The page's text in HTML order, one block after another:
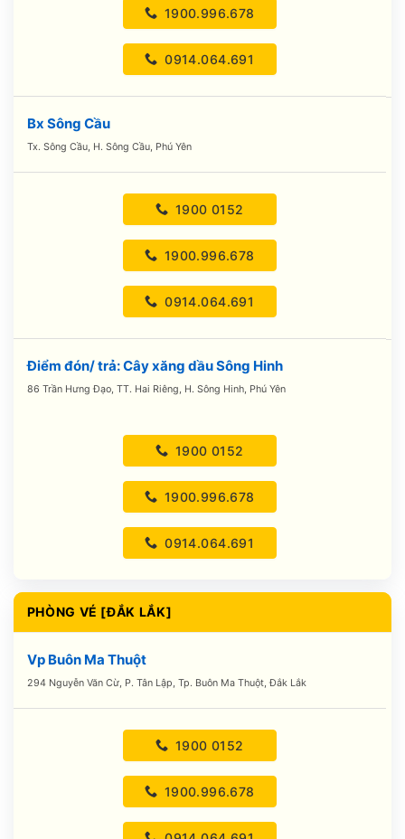
1900.996.678
0914.064.691
Bx Sông Cầu
Tx. Sông Cầu, H. Sông Cầu, Phú Yên
1900 0152
1900.996.678
0914.064.691
Điểm đón/ trả: Cây xăng dầu Sông Hinh
86 Trần Hưng Đạo, TT. Hai Riêng, H. Sông Hinh, Phú Yên
1900 0152
1900.996.678
0914.064.691
PHÒNG VÉ [ĐẮK LẮK]
Vp Buôn Ma Thuột
294 Nguyễn Văn Cừ, P. Tân Lập, Tp. Buôn Ma Thuột, Đắk Lắk
1900 0152
1900.996.678